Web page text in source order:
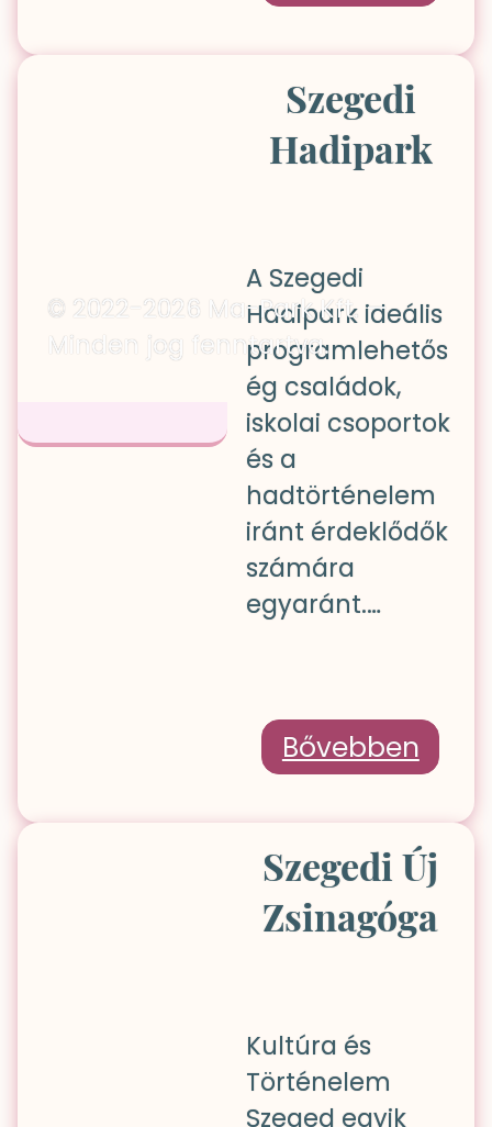
Szegedi
Hadipark
A Szegedi
Hadipark ideális
programlehetős
ég családok,
iskolai csoportok
és a
hadtörténelem
iránt érdeklődők
számára
egyaránt.…
Bővebben
Szegedi Új
Zsinagóga
Kultúra és
Történelem
Szeged egyik
© 2022-2026 Ma-Park Kft. —
Minden jog fenntartva.